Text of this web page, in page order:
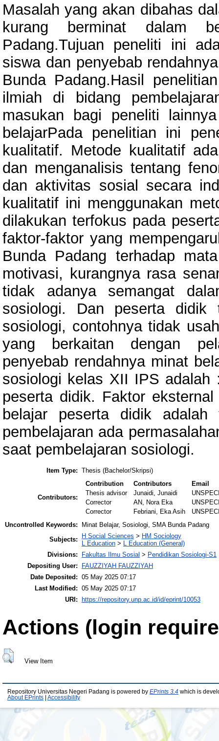
Masalah yang akan dibahas
kurang berminat dalam
Padang.Tujuan peneliti ini
siswa dan penyebab
Bunda Padang.Hasil
ilmiah di bidang
masukan bagi peneliti
belajarPada penelitian ini
kualitatif. Metode kualitatif
dan menganalisis tentang
dan aktivitas sosial secara
kualitatif ini menggunakan
dilakukan terfokus pada
faktor-faktor yang
Bunda Padang terhadap
motivasi, kurangnya rasa
tidak adanya semangat
sosiologi. Dan peserta didik
sosiologi, contohnya tidak
yang berkaitan dengan
penyebab rendahnya minat
sosiologi kelas XII IPS
peserta didik. Faktor
belajar peserta didik adalah
pembelajaran ada
saat pembelajaran sosiologi.
Item Type: Thesis (Bachelor/Skripsi)
Contributors:
Contribution Contributors
Email
Thesis advisor
Junaidi, Junaidi
Corrector
AN, Nora Eka
Corrector
Febriani, Eka Asih
Uncontrolled Keywords:
Minat Belajar, Sosiologi, SMA Bunda Padang
Subjects:
H Social Sciences > HM Sociology
L Education > L Education (General)
Divisions:
Fakultas Ilmu Sosial > Pendidikan Sosiologi-S1
Depositing User:
FAUZZIYAH FAUZZIYAH
Date Deposited: 05 May 2025 07:17
Last Modified: 05 May 2025 07:17
URI:
https://repository.unp.ac.id/id/eprint/10053
Actions (login
View Item
Repository Universitas Negeri Padang is powered by EPrints 3.4 which is
About EPrints
Accessibility